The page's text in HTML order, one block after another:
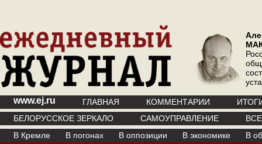
www.ej.ru ГЛАВНАЯ КОММЕНТАРИИ
БЕЛОРУССКОЕ ЗЕРКАЛО
САМОУПРАВЛЕНИЕ
В Кремле
В погонах В оппозиции В экономике
В